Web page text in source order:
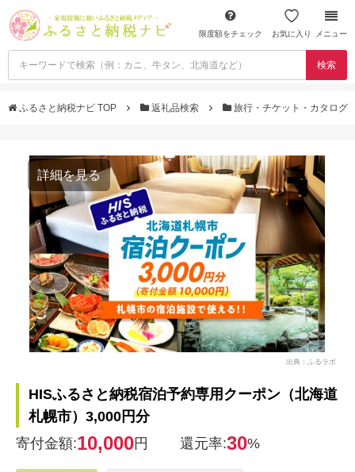
限度額をチェック お気に入り メニュー
検索
ふるさと納税ナビ TOP 返礼品検索 旅行・チケット・カタログ
詳細を見る
出典：ふるラボ
HISふるさと納税宿泊予約専用クーポン（北海道
札幌市）3,000円分
寄付金額:10,000円 還元率:30%